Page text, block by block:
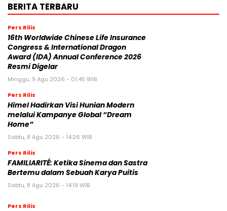
BERITA TERBARU
Pers Rilis
16th Worldwide Chinese Life Insurance
Congress & International Dragon
Award (IDA) Annual Conference 2026
Resmi Digelar
Minggu, 9 Agu 2026 - 01:45 WIB
Pers Rilis
Himel Hadirkan Visi Hunian Modern
melalui Kampanye Global “Dream
Home”
Sabtu, 8 Agu 2026 - 14:26 WIB
Pers Rilis
FAMILIARITÉ: Ketika Sinema dan Sastra
Bertemu dalam Sebuah Karya Puitis
Sabtu, 8 Agu 2026 - 14:19 WIB
Pers Rilis